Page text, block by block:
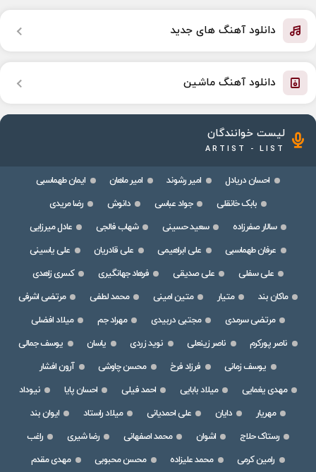
دانلود آهنگ های جدید
دانلود آهنگ ماشین
لیست خوانندگان
ARTIST - LIST
احسان دریادل امیر رشوند امیر ماهان
ایمان طهماسبی
بابک خانقلی
جواد عباسی دانوش
رضا مریدی
سالار صفرزاده
سعید حسینی شهاب فالجی
عادل میرزایی
عرفان طهماسبی
علی ابراهیمی علی قادریان
علی یاسینی
علی سفلی
علی صدیقی فرهاد جهانگیری
کسری زاهدی
ماکان بند
متیار متین امینی محمد لطفی
مرتضی اشرفی
مرتضی سرمدی
مجتبی دربیدی مهراد جم
میلاد افضلی
ناصر پورکرم
ناصر زینعلی نوید زردی یاسان
یوسف جمالی
یوسف زمانی
فرزاد فرخ محسن چاوشی
آرون افشار
مهدی یغمایی
میلاد بابایی احمد فیلی احسان پایا
نیوداد
مهریار
دایان علی احمدیانی میلاد راستاد
ایوان بند
رستاک حلاج
اشوان محمد اصفهانی رضا شیری
راغب
رامین کرمی
محمد علیزاده محسن محبوبی
مهدی مقدم